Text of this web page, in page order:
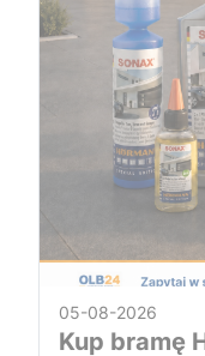
05-08-2026
Kup bramę